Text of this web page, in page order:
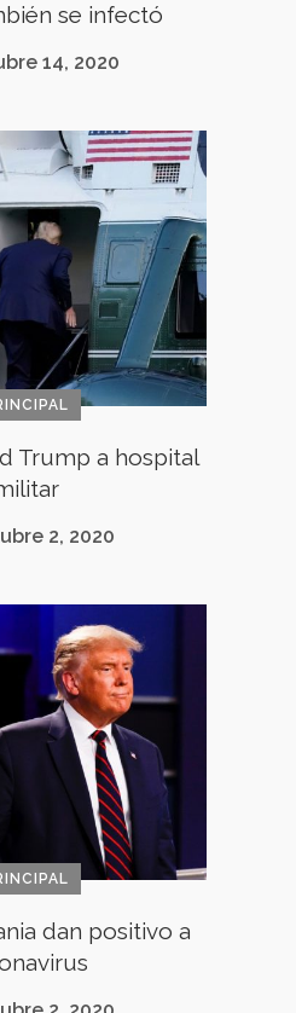
se infectó
14, 2020
Trump a hospital
2, 2020
dan positivo a